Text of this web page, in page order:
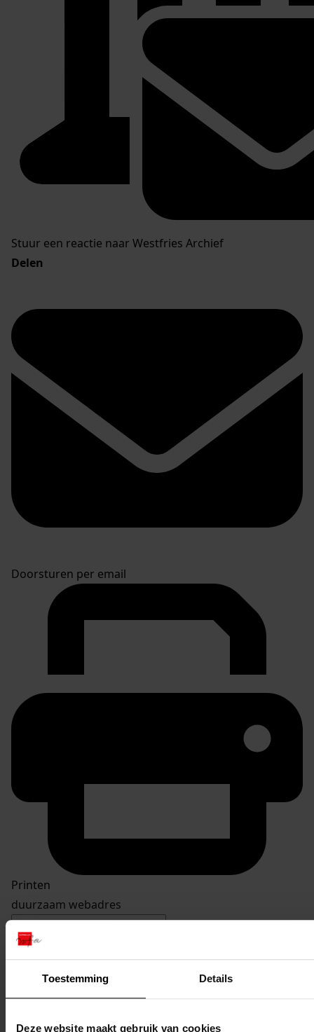
Toestemming Details
Deze website maakt gebruik van cookies
Stuur een reactie naar Westfries Archief
Delen
Doorsturen per email
Printen
duurzaam webadres
Inventaris